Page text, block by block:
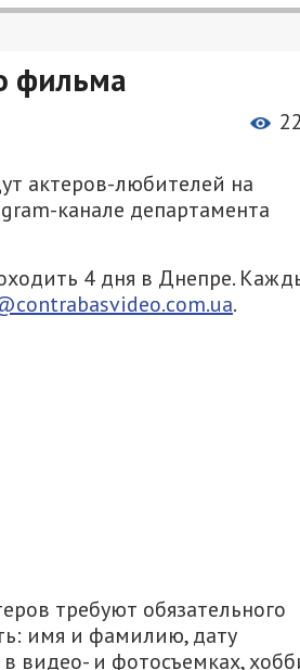
фильма
актеров-любителей на
канале департамента
4 дня в Днепре.
.
требуют обязательного
имя и фамилию, дату
видео- и фотосъемках,